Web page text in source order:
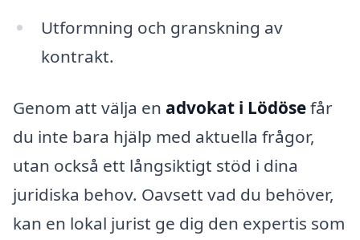
Utformning och granskning av
kontrakt.
Genom att välja en advokat i Lödösefår
du inte bara hjälp med aktuella frågor,
utan också ett långsiktigt stöd i dina
juridiska behov. Oavsett vad du behöver,
kan en lokal jurist ge dig den expertis som